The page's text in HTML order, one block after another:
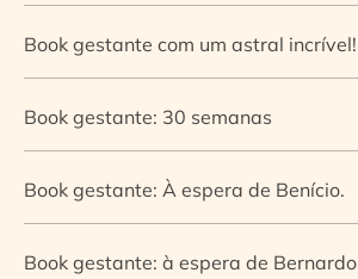
Book gestante com um astral incrível!
Book gestante: 30 semanas
Book gestante: À espera de Benício.
Book gestante: à espera de Bernardo